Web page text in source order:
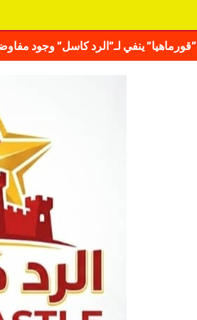
اليانغا يكشف حقيقة مفاوضات نجم المريخ